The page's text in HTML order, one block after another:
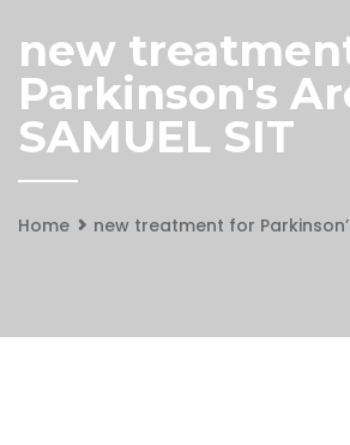
new
Parkinson's
SAMUEL SIT
Home new treatment for